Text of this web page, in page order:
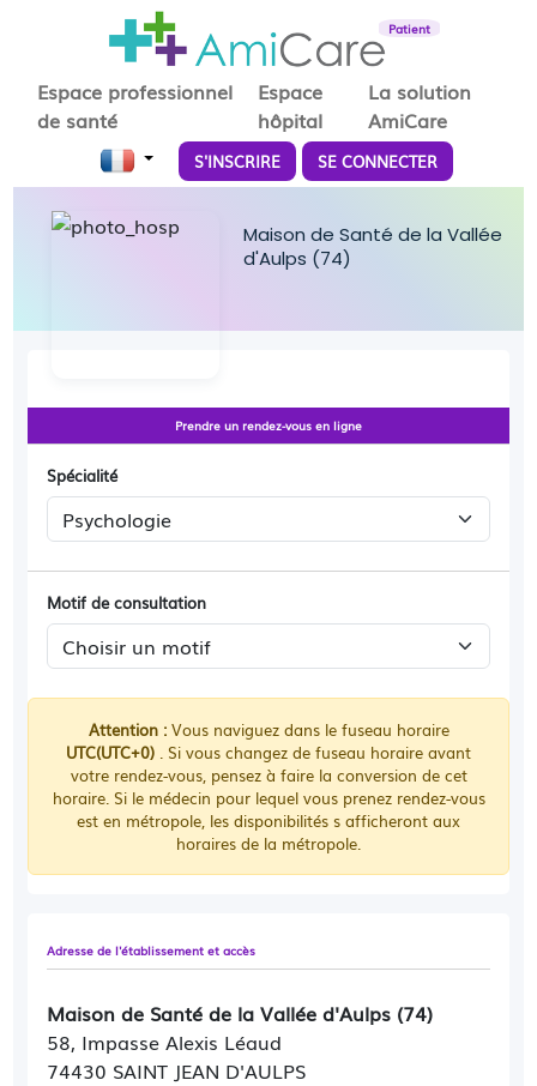
Patient
Espace professionnel
de santé
Espace
hôpital
La solution
AmiCare
S'INSCRIRE SE CONNECTER
Maison de Santé de la Vallée
d'Aulps (74)
Adresse de l'établissement et accès
Maison de Santé de la Vallée d'Aulps (74)
58, Impasse Alexis Léaud
74430 SAINT JEAN D'AULPS
Prendre un rendez-vous en ligne
Spécialité
Motif de consultation
Attention :Vous naviguez dans le fuseau horaire
UTC(UTC+0) . Si vous changez de fuseau horaire avant
votre rendez-vous, pensez à faire la conversion de cet
horaire. Si le médecin pour lequel vous prenez rendez-vous
est en métropole, les disponibilités s afficheront aux
horaires de la métropole.